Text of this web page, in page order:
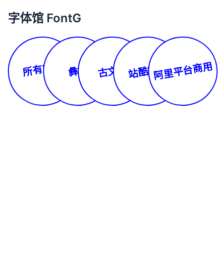
字体馆 FontG
所有字体 彝文 古文体站酷字库阿里平台商用